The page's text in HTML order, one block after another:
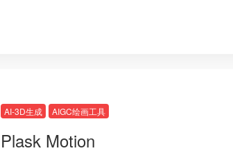
AI-3D生成 AIGC绘画工具
Plask Motion